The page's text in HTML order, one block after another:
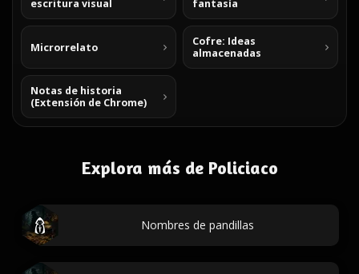
escritura visual fantasía
Microrrelato
Cofre: Ideas
almacenadas
Notas de historia
(Extensión de Chrome)
Explora más de Policiaco
Nombres de pandillas